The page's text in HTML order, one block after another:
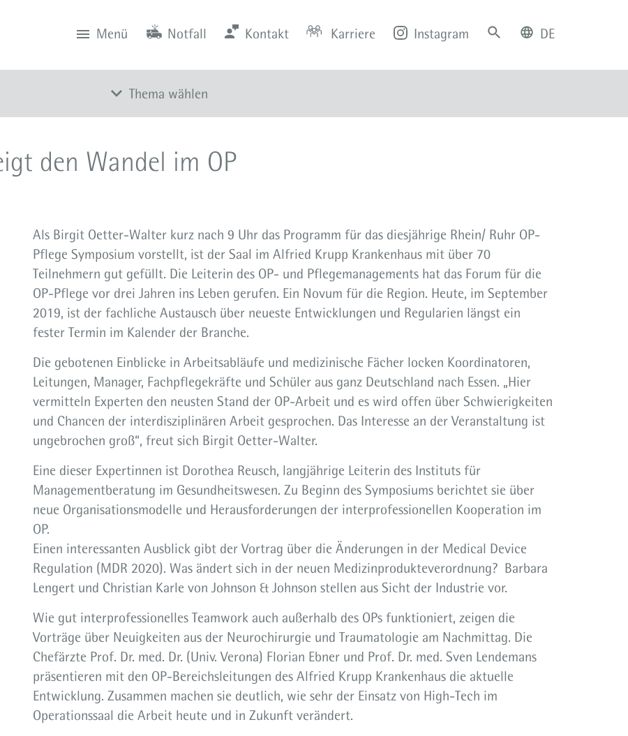
Menü Notfall Kontakt Karriere Instagram DE
Thema wählen
Veranstaltungen
Zum YouTube-Kanal
Presse
Mediathek
den Wandel im OP
Als Birgit Oetter-Walter kurz nach 9 Uhr das Programm für das diesjährige Rhein/ Ruhr OP-
Pflege Symposium vorstellt, ist der Saal im Alfried Krupp Krankenhaus mit über 70
Teilnehmern gut gefüllt. Die Leiterin des OP- und Pflegemanagements hat das Forum für die
OP-Pflege vor drei Jahren ins Leben gerufen. Ein Novum für die Region. Heute, im September
2019, ist der fachliche Austausch über neueste Entwicklungen und Regularien längst ein
fester Termin im Kalender der Branche.
Die gebotenen Einblicke in Arbeitsabläufe und medizinische Fächer locken Koordinatoren,
Leitungen, Manager, Fachpflegekräfte und Schüler aus ganz Deutschland nach Essen. „Hier
vermitteln Experten den neusten Stand der OP-Arbeit und es wird offen über Schwierigkeiten
und Chancen der interdisziplinären Arbeit gesprochen. Das Interesse an der Veranstaltung ist
ungebrochen groß“, freut sich Birgit Oetter-Walter.
Eine dieser Expertinnen ist Dorothea Reusch, langjährige Leiterin des Instituts für
Managementberatung im Gesundheitswesen. Zu Beginn des Symposiums berichtet sie über
neue Organisationsmodelle und Herausforderungen der interprofessionellen Kooperation im
OP.
Einen interessanten Ausblick gibt der Vortrag über die Änderungen in der Medical Device
Regulation (MDR 2020). Was ändert sich in der neuen Medizinprodukteverordnung? Barbara
Lengert und Christian Karle von Johnson & Johnson stellen aus Sicht der Industrie vor.
Wie gut interprofessionelles Teamwork auch außerhalb des OPs funktioniert, zeigen die
Vorträge über Neuigkeiten aus der Neurochirurgie und Traumatologie am Nachmittag. Die
Chefärzte Prof. Dr. med. Dr. (Univ. Verona) Florian Ebner und Prof. Dr. med. Sven Lendemans
präsentieren mit den OP-Bereichsleitungen des Alfried Krupp Krankenhaus die aktuelle
Entwicklung. Zusammen machen sie deutlich, wie sehr der Einsatz von High-Tech im
Operationssaal die Arbeit heute und in Zukunft verändert.